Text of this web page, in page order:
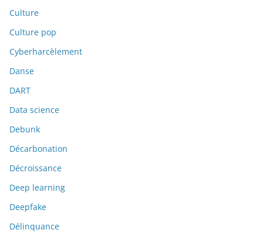
Culture
Culture pop
Cyberharcèlement
Danse
DART
Data science
Debunk
Décarbonation
Décroissance
Deep learning
Deepfake
Délinquance